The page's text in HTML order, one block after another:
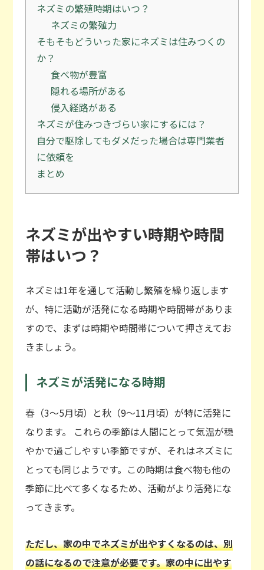
ネズミの繁殖時期はいつ？
ネズミの繁殖力
そもそもどういった家にネズミは住みつくの
か？
食べ物が豊富
隠れる場所がある
侵入経路がある
ネズミが住みつきづらい家にするには？
自分で駆除してもダメだった場合は専門業者
に依頼を
まとめ
ネズミが出やすい時期や時間
帯はいつ？
ネズミは1年を通して活動し繁殖を繰り返します
が、特に活動が活発になる時期や時間帯がありま
すので、まずは時期や時間帯について押さえてお
きましょう。
ネズミが活発になる時期
春（3～5月頃）と秋（9～11月頃）が特に活発に
なります。 これらの季節は人間にとって気温が穏
やかで過ごしやすい季節ですが、それはネズミに
とっても同じようです。この時期は食べ物も他の
季節に比べて多くなるため、活動がより活発にな
ってきます。
ただし、家の中でネズミが出やすくなるのは、別
の話になるので注意が必要です。家の中に出やす